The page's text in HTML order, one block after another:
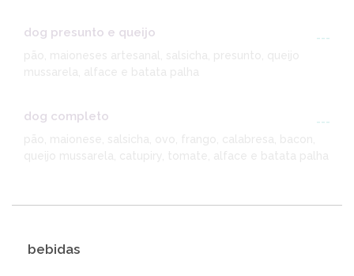
dog presunto e queijo
---
pão, maioneses artesanal, salsicha, presunto, queijo
mussarela, alface e batata palha
dog completo
---
pão, maionese, salsicha, ovo, frango, calabresa, bacon,
queijo mussarela, catupiry, tomate, alface e batata palha
bebidas